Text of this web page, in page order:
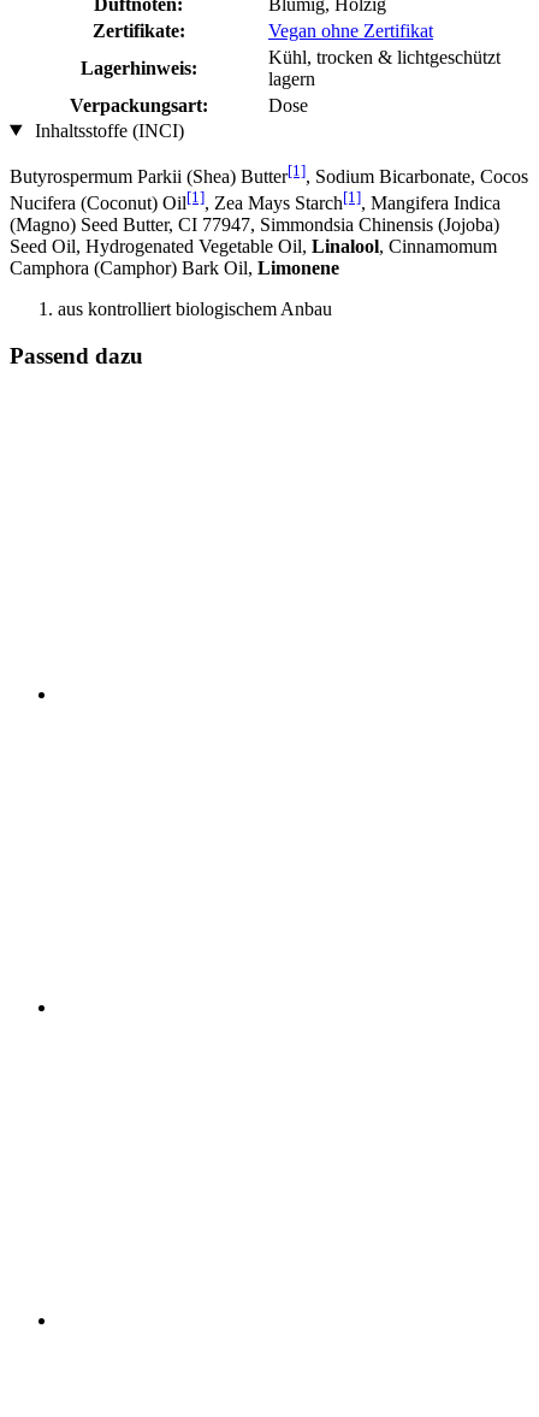
Zertifikate:
Vegan ohne Zertifikat
Lagerhinweis:
Kühl, trocken & lichtgeschützt
lagern
Verpackungsart:
Dose
Inhaltsstoffe (INCI)
Butyrospermum Parkii (Shea) Butter[1], Sodium Bicarbonate, Cocos
Nucifera (Coconut) Oil[1], Zea Mays Starch[1], Mangifera Indica
(Magno) Seed Butter, CI 77947, Simmondsia Chinensis (Jojoba)
Seed Oil, Hydrogenated Vegetable Oil, Linalool, Cinnamomum
Camphora (Camphor) Bark Oil, Limonene
aus kontrolliert biologischem Anbau
Passend dazu